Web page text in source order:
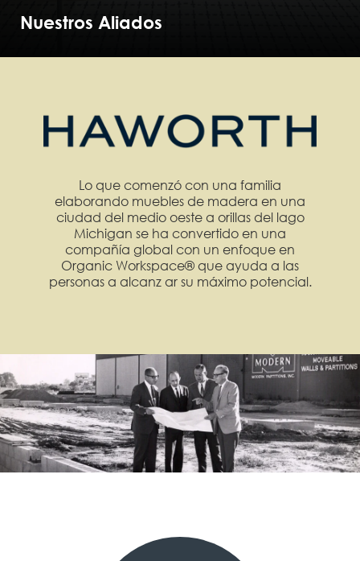
Nuestros Aliados
Lo que comenzó con una familia
elaborando muebles de madera en una
ciudad del medio oeste a orillas del lago
Michigan se ha convertido en una
compañía global con un enfoque en
Organic Workspace® que ayuda a las
personas a alcanz ar su máximo potencial.